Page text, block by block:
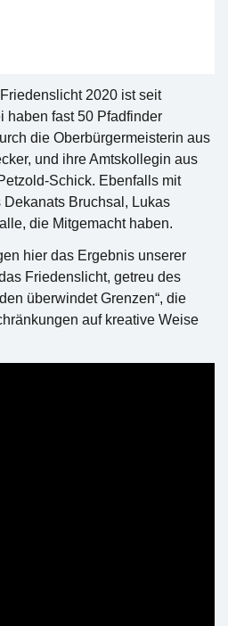
2020 ist seit
haben fast 50 Pfadfinder
die Oberbürgermeisterin aus
und ihre Amtskollegin aus
Schick. Ebenfalls mit
Bruchsal, Lukas
die Mitgemacht haben.
hier das Ergebnis unserer
Friedenslicht, getreu des
überwindet Grenzen“, die
auf kreative Weise